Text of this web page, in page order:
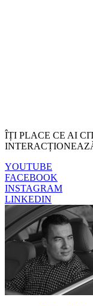
ÎȚI PLACE CE AI
YOUTUBE
FACEBOOK
INSTAGRAM
LINKEDIN